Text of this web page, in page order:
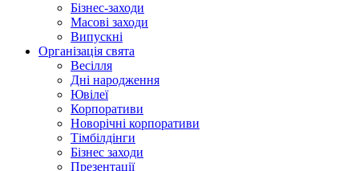
Бізнес-заходи
Масові заходи
Випускні
Організація свята
Весілля
Дні народження
Ювілеї
Корпоративи
Новорічні корпоративи
Тімбілдінги
Бізнес заходи
Презентації